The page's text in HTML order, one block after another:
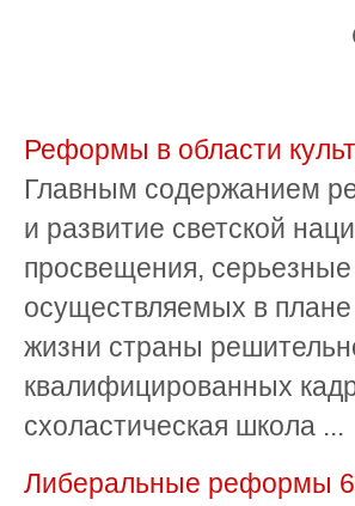
Реформы в области
Главным содержанием
и развитие светской
просвещения,
осуществляемых в
жизни страны
квалифицированных
схоластическая школа ...
Либеральные реформы